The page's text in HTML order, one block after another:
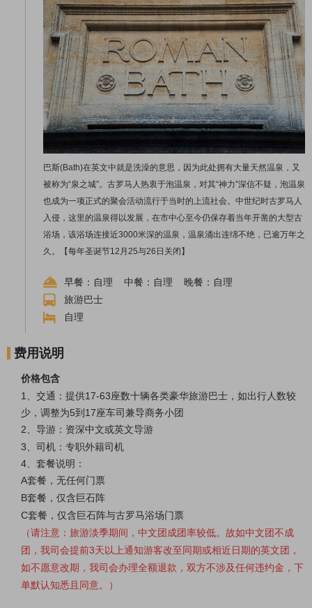
巴斯(Bath)在英文中就是洗澡的意思，因为此处拥有大量天然温泉，又
被称为“泉之城”。古罗马人热衷于泡温泉，对其“神力”深信不疑，泡温泉
也成为一项正式的聚会活动流行于当时的上流社会。中世纪时古罗马人
入侵，这里的温泉得以发展，在市中心至今仍保存着当年开凿的大型古
浴场，该浴场连接近3000米深的温泉，温泉涌出连绵不绝，已逾万年之
久。【每年圣诞节12月25与26日关闭】
早餐：自理 中餐：自理 晚餐：自理
旅游巴士
自理
费用说明
价格包含
1、交通：提供17-63座数十辆各类豪华旅游巴士，如出行人数较
少，调整为5到17座车司兼导商务小团
2、导游：资深中文或英文导游
3、司机：专职外籍司机
4、套餐说明：
A套餐 ，无任何门票
B套餐，仅含巨石阵
C套餐， 仅含巨石阵与古罗马浴场门票
（请注意：旅游淡季期间，中文团成团率较低。故如中文团不成
团，我司会提前3天以上通知游客改至同期或相近日期的英文团，
如不愿意改期，我司会办理全额退款，双方不涉及任何违约金，下
单默认知悉且同意。
）